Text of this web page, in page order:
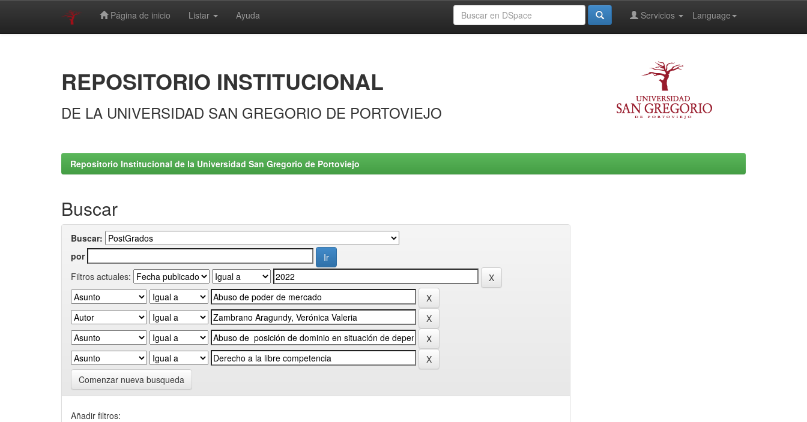
Página de inicio Listar Ayuda Language
Servicios
REPOSITORIO INSTITUCIONAL
DE LA UNIVERSIDAD SAN GREGORIO DE PORTOVIEJO
Repositorio Institucional de la Universidad San Gregorio de Portoviejo
Buscar
Buscar:
por
Filtros actuales:
Comenzar nueva busqueda
Añadir filtros: